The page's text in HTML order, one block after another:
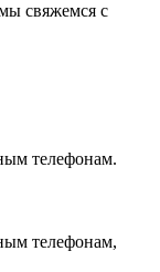
свяжемся с
телефонам.
телефонам,